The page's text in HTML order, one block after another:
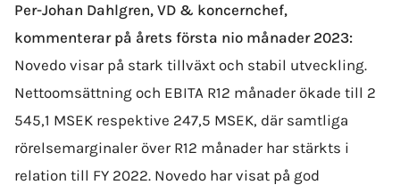
Per-Johan Dahlgren, VD & koncernchef,
kommenterar på årets första nio månader 2023:
Novedo visar på stark tillväxt och stabil utveckling.
Nettoomsättning och EBITA R12 månader ökade till 2
545,1 MSEK respektive 247,5 MSEK, där samtliga
rörelsemarginaler över R12 månader har stärkts i
relation till FY 2022. Novedo har visat på god